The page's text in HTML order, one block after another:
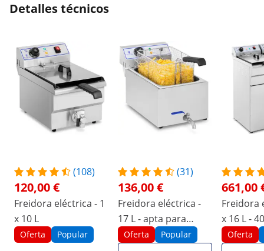
Detalles técnicos
(108)
120,00 €
Freidora eléctrica - 1
x 10 L
Oferta Popular
(31)
136,00 €
Freidora eléctrica -
17 L - apta para
pescado
Oferta Popular
661,00
Freidora
x 16 L -
mueble
Oferta